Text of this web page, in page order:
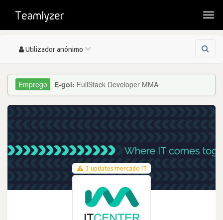
Toggle
Utilizador anónimo
E-goi: FullStack Developer MMA
3 updates mercado IT